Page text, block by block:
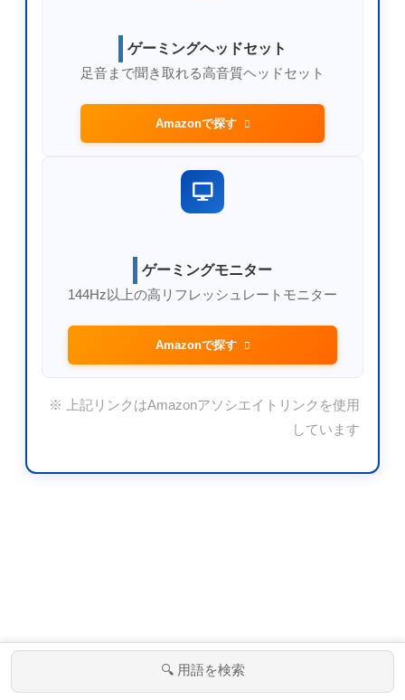
ゲーミングヘッドセット
足音まで聞き取れる高音質ヘッドセット
Amazonで探す
ゲーミングモニター
144Hz以上の高リフレッシュレートモニター
Amazonで探す
※ 上記リンクはAmazonアソシエイトリンクを使用
しています
メニュー ホーム 検索 トップ サイドバー
🔍 用語を検索